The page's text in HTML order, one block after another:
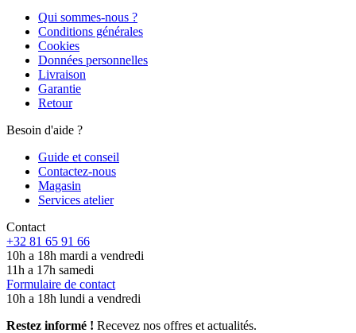
Qui sommes-nous ?
Conditions générales
Cookies
Données personnelles
Livraison
Garantie
Retour
Besoin d'aide ?
Guide et conseil
Contactez-nous
Magasin
Services atelier
Contact
+32 81 65 91 66
10h a 18h mardi a vendredi
11h a 17h samedi
Formulaire de contact
10h a 18h lundi a vendredi
Restez informé ! Recevez nos offres et actualités.